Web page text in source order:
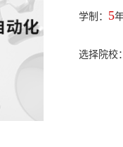
学制： 5
选择院校